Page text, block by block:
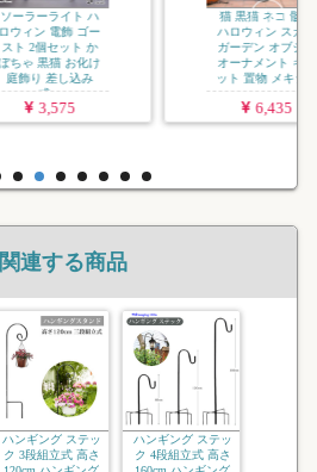
猫 黒猫 ネコ 骸骨
ハロウィン スカル
ガーデン オブジェ
オーナメント キャ
ット 置物 メキシ...
関連する商品
ハンギング ステッ
ク 3段組立式 高さ
ハンギング ステッ
ク 4段組立式 高さ